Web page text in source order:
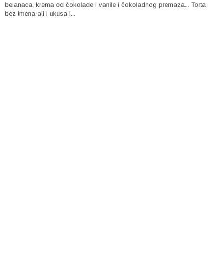
belanaca, krema od čokolade i vanile i čokoladnog premaza... Torta
bez imena ali i ukusa i...